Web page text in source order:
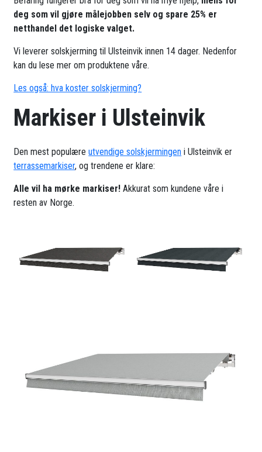
deg som vil gjøre målejobben selv og spare 25% er
netthandel det logiske valget.
Vi leverer solskjerming til Ulsteinvik innen 14 dager. Nedenfor
kan du lese mer om produktene våre.
Les også: hva koster solskjerming?
Markiser i Ulsteinvik
Den mest populæreutvendige solskjermingen i Ulsteinvik er
terrassemarkiser, og trendene er klare:
Alle vil ha mørke markiser! Akkurat som kundene våre i
resten av Norge.